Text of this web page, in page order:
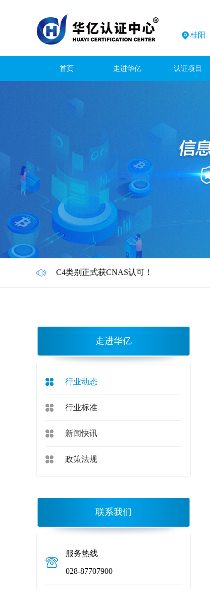
桂阳
首页 走进华亿 认证项目
H C3、C4类别正式获CNAS认可！
走进华亿
行业动态
行业标准
新闻快讯
政策法规
联系我们
服务热线
028-87707900